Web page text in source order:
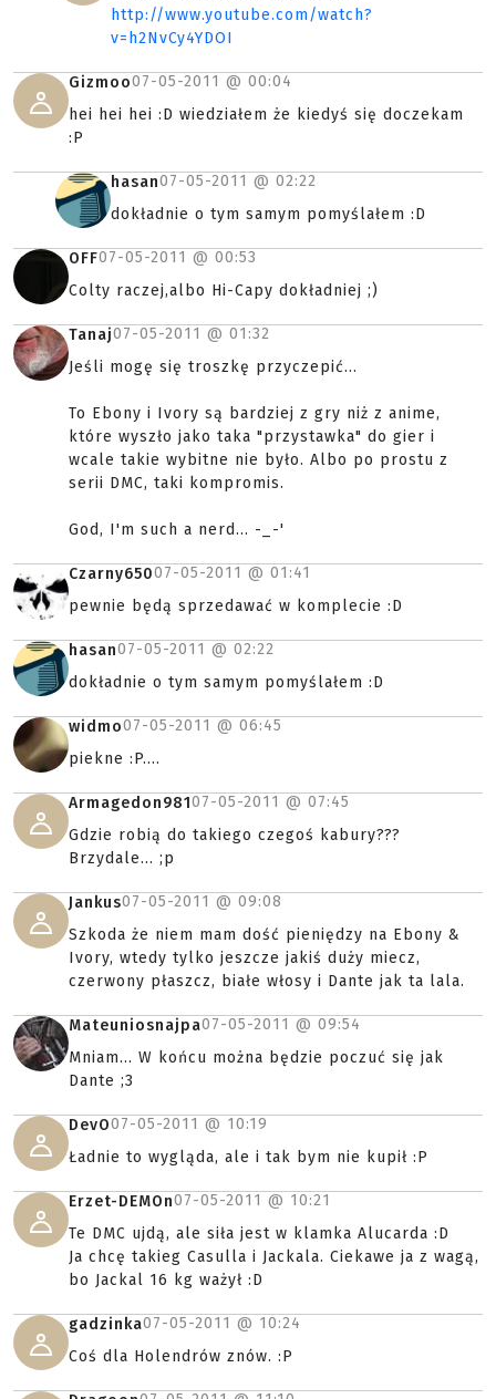
http://www.youtube.com/watch?
v=h2NvCy4YDOI
Gizmoo07-05-2011 @ 00:04
hei hei hei :D wiedziałem że kiedyś się doczekam
:P
hasan07-05-2011 @ 02:22
dokładnie o tym samym pomyślałem :D
OFF07-05-2011 @ 00:53
Colty raczej,albo Hi-Capy dokładniej ;)
Tanaj07-05-2011 @ 01:32
Jeśli mogę się troszkę przyczepić...
To Ebony i Ivory są bardziej z gry niż z anime,
które wyszło jako taka "przystawka" do gier i
wcale takie wybitne nie było. Albo po prostu z
serii DMC, taki kompromis.
God, I'm such a nerd... -_-'
Czarny65007-05-2011 @ 01:41
pewnie będą sprzedawać w komplecie :D
hasan07-05-2011 @ 02:22
dokładnie o tym samym pomyślałem :D
widmo07-05-2011 @ 06:45
piekne :P....
Armagedon98107-05-2011 @ 07:45
Gdzie robią do takiego czegoś kabury???
Brzydale... ;p
Jankus07-05-2011 @ 09:08
Szkoda że niem mam dość pieniędzy na Ebony &
Ivory, wtedy tylko jeszcze jakiś duży miecz,
czerwony płaszcz, białe włosy i Dante jak ta lala.
Mateuniosnajpa07-05-2011 @ 09:54
Mniam... W końcu można będzie poczuć się jak
Dante ;3
DevO07-05-2011 @ 10:19
Ładnie to wygląda, ale i tak bym nie kupił :P
Erzet-DEMOn07-05-2011 @ 10:21
Te DMC ujdą, ale siła jest w klamka Alucarda :D
Ja chcę takieg Casulla i Jackala. Ciekawe ja z wagą,
bo Jackal 16 kg ważył :D
gadzinka07-05-2011 @ 10:24
Coś dla Holendrów znów. :P